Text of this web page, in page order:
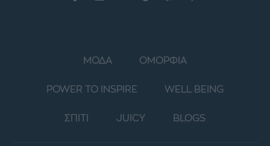
ΜΟΔΑ ΟΜΟΡΦΙΑ
POWER TO INSPIRE WELL BEING
ΣΠΙΤΙ JUICY BLOGS